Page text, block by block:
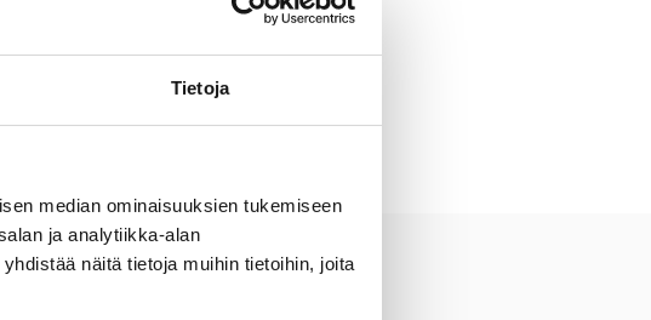
Tietoja
median ominaisuuksien tukemiseen
ja analytiikka-alan
näitä tietoja muihin tietoihin, joita